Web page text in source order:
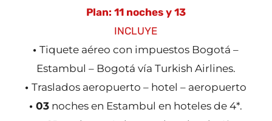
Plan: 11 noches y 13
INCLUYE
•Tiquete aéreo con impuestos Bogotá –
Estambul – Bogotá vía Turkish Airlines.
•Traslados aeropuerto – hotel – aeropuerto
• 03 noches en Estambul en hoteles de 4*.